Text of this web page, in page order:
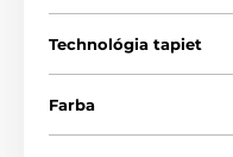
farebnou stálosťou.
Dostupné rozmery
výška)
Technológia tapiet
Farba